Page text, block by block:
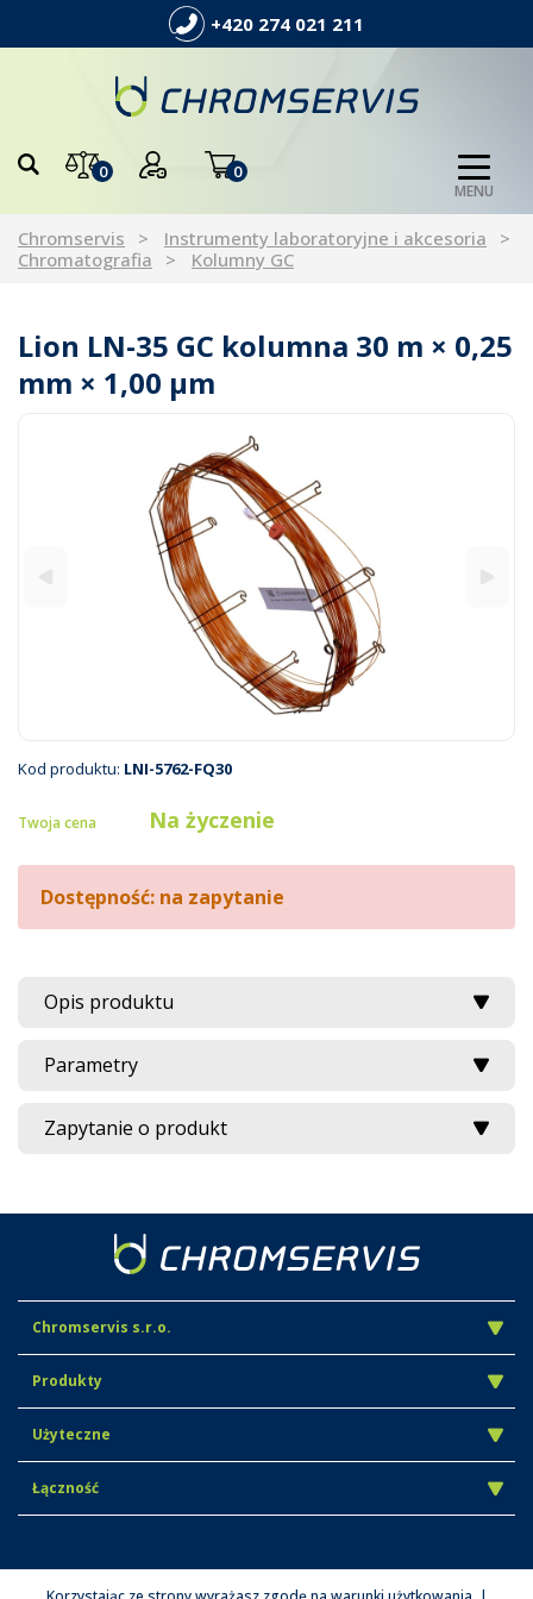
+420 274 021 211
0 0
MENU
Chromservis
Instrumenty laboratoryjne i akcesoria
Chromatografia
Kolumny GC
Lion LN-35 GC kolumna 30 m × 0,25
mm × 1,00 µm
Kod produktu: LNI-5762-FQ30
Twoja cena Na życzenie
Dostępność: na zapytanie
Opis produktu
Parametry
Zapytanie o produkt
Chromservis s.r.o.
Produkty
Użyteczne
Łączność